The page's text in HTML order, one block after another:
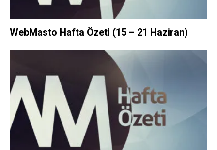
WebMasto Hafta Özeti (15 – 21 Haziran)